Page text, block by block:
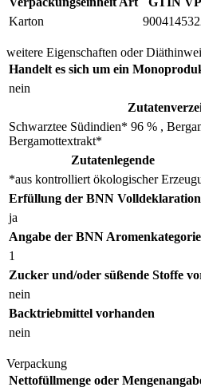
Karton
weitere Eigenschaften oder
Handelt es sich um ein
nein
Schwarztee Südindien* 96 % ,
Bergamottextrakt*
Zutatenlegende
*aus kontrolliert ökologischer
Erfüllung der BNN Volldeklaration
ja
Angabe der BNN Aromenkategorie
1
Zucker und/oder süßende Stoffe
nein
Backtriebmittel vorhanden
nein
Verpackung
Nettofüllmenge oder